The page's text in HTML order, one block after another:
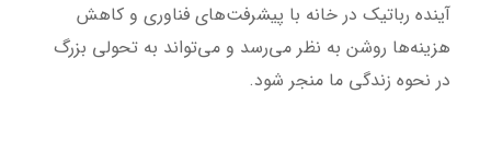
آینده رباتیک در خانه با پیشرفت‌های فناوری و کاهش
هزینه‌ها روشن به نظر می‌رسد و می‌تواند به تحولی بزرگ
در نحوه زندگی ما منجر شود.